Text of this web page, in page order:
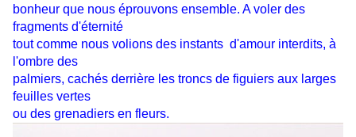
bonheur que nous éprouvons ensemble. A voler des
fragments d'éternité
tout comme nous volions des instants d'amour interdits, à
l'ombre des
palmiers, cachés derrière les troncs de figuiers aux larges
feuilles vertes
ou des grenadiers en fleurs.